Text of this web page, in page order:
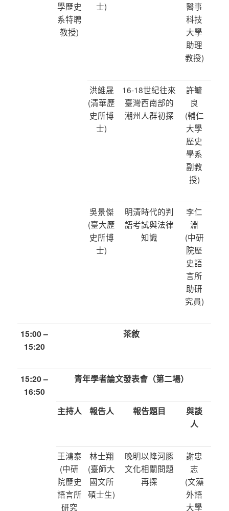
學歷史
系特聘
教授)
士)
醫事
科技
大學
助理
教授)
洪維晟
(清華歷
史所博
士)
16-18世紀往來
臺灣西南部的
潮州人群初探
許毓
良
(輔仁
大學
歷史
學系
副教
授)
吳景傑
(臺大歷
史所博
士)
明清時代的判
語考試與法律
知識
李仁
淵
(中研
院歷
史語
言所
助研
究員)
15:00 –
15:20
茶敘
15:20 –
16:50
青年學者論文發表會（第二場）
主持人 報告人 報告題目
與談
人
王鴻泰
(中研
院歷史
語言所
研究
林士翔
(臺師大
國文所
碩士生)
晚明以降河豚
文化相關問題
再探
謝忠
志
(文藻
外語
大學